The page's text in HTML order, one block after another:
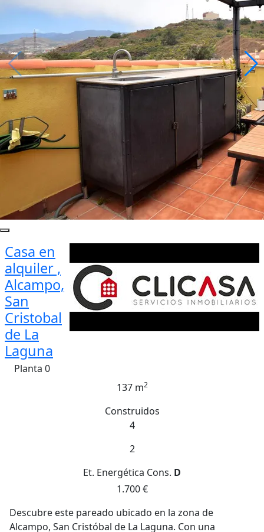
Casa en
alquiler ,
Alcampo,
San
Cristobal
de La
Laguna
Planta 0
137 m2
Construidos
4
2
Et. Energética Cons. D
1.700 €
Descubre este pareado ubicado en la zona de
Alcampo, San Cristóbal de La Laguna. Con una